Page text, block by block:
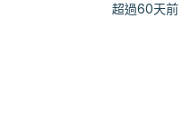
超過60天前